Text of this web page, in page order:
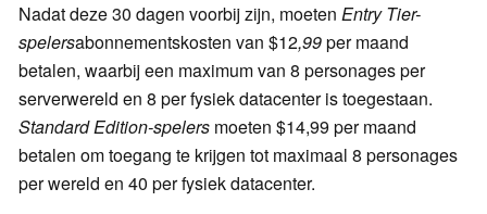
Nadat deze 30 dagen voorbij zijn, moeten Entry Tier-
spelersabonnementskosten van $12,99per maand
betalen, waarbij een maximum van 8 personages per
serverwereld en 8 per fysiek datacenter is toegestaan.
Standard Edition-spelers moeten $14,99 per maand
betalen om toegang te krijgen tot maximaal 8 personages
per wereld en 40 per fysiek datacenter.